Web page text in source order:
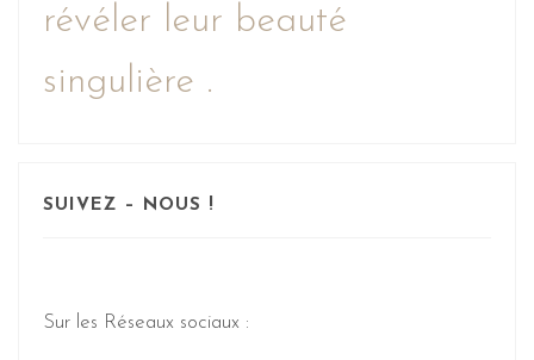
révéler leur beauté
singulière .
SUIVEZ – NOUS !
Sur les Réseaux sociaux :